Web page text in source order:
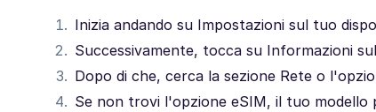
Inizia andando su Impostazioni sul tuo
Successivamente, tocca su Informazioni
Dopo di che, cerca la sezione Rete o
Se non trovi l'opzione eSIM, il tuo